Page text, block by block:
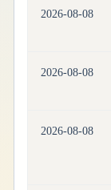
2026-08-08
2026-08-08
2026-08-08